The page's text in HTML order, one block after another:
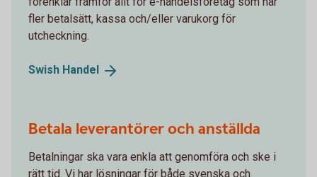
fler betalsätt, kassa och/eller varukorg för
utcheckning.
Swish Handel
Betala leverantörer och anställda
Betalningar ska vara enkla att genomföra och ske i
rätt tid. Vi har lösningar för både svenska och